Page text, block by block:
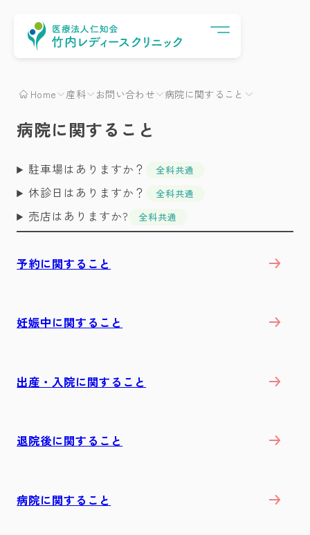
Home 産科 お問い合わせ 病院に関すること
病院に関すること
駐車場はありますか？ 全科共通
休診日はありますか？ 全科共通
売店はありますか? 全科共通
予約に関すること
妊娠中に関すること
出産・入院に関すること
退院後に関すること
病院に関すること